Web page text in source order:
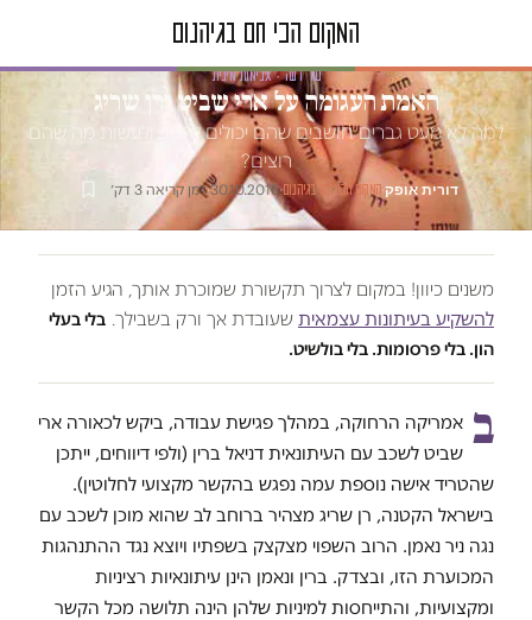
טור דעה · אלימות מינית
האמת העגומה על ארי שביט ורן שריג
למה לא מעט גברים חושבים שהם יכולים להגיד ולעשות מה שהם
רוצים?
דורית אופק·המקום הכי חם בגיהנום·
30.10.2016
·זמן קריאה 3 דק׳
משנים כיוון! במקום לצרוך תקשורת שמוכרת אותך, הגיע הזמן
להשקיע בעיתונות עצמאיתשעובדת אך ורק בשבילך. בלי בעלי
הון. בלי פרסומות. בלי בולשיט.
אמריקה הרחוקה, במהלך פגישת עבודה, ביקש לכאורה ארי
שביט לשכב עם העיתונאית דניאל ברין (ולפי דיווחים, ייתכן
שהטריד אישה נוספת עמה נפגש בהקשר מקצועי לחלוטין).
בישראל הקטנה, רן שריג מצהיר ברוחב לב שהוא מוכן לשכב עם
נגה ניר נאמן. הרוב השפוי מצקצק בשפתיו ויוצא נגד ההתנהגות
המכוערת הזו, ובצדק. ברין ונאמן הינן עיתונאיות רציניות
ומקצועיות, והתייחסות למיניות שלהן הינה תלושה מכל הקשר